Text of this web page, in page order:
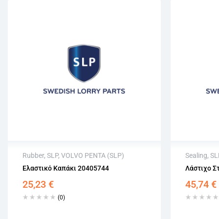
Rubber, SLP, VOLVO PENTA (SLP)
Ελαστικό Καπάκι 20405744
25,23 €
(0)
Άμεση αποστολή
Επιστροφή εντός 15 εργάσιμων
Sealing,
Λάστιχο
45,74 €
Άμεση